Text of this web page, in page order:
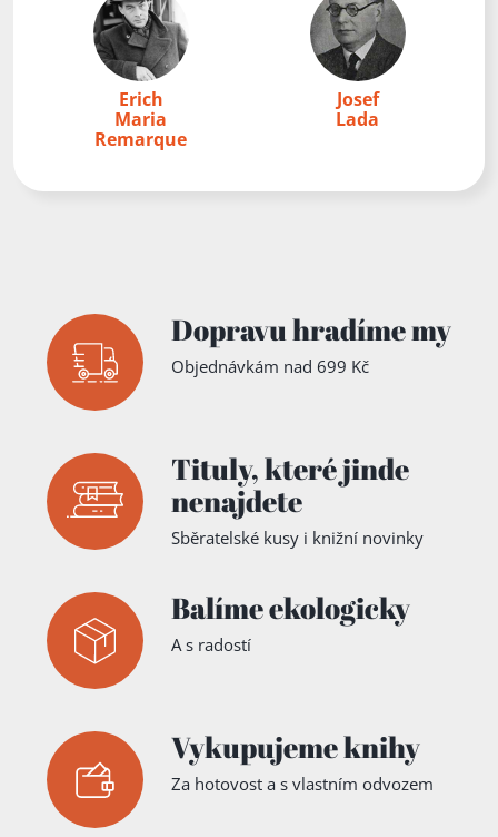
Erich
Maria
Remarque
Josef
Lada
Dopravu hradíme my
Objednávkám nad 699 Kč
Tituly,které jinde
nenajdete
Sběratelské kusy i knižní novinky
Balíme ekologicky
A s radostí
Vykupujeme knihy
Za hotovost a s vlastním odvozem